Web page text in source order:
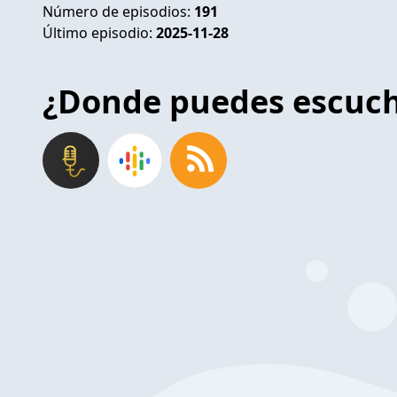
Número de episodios: 191
Último episodio: 2025-11-28
¿Donde puedes